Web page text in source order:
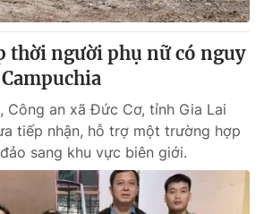
thời người phụ nữ có nguy
Công an xã Đức Cơ, tỉnh Gia Lai
tiếp nhận, hỗ trợ một trường hợp
sang khu vực biên giới.